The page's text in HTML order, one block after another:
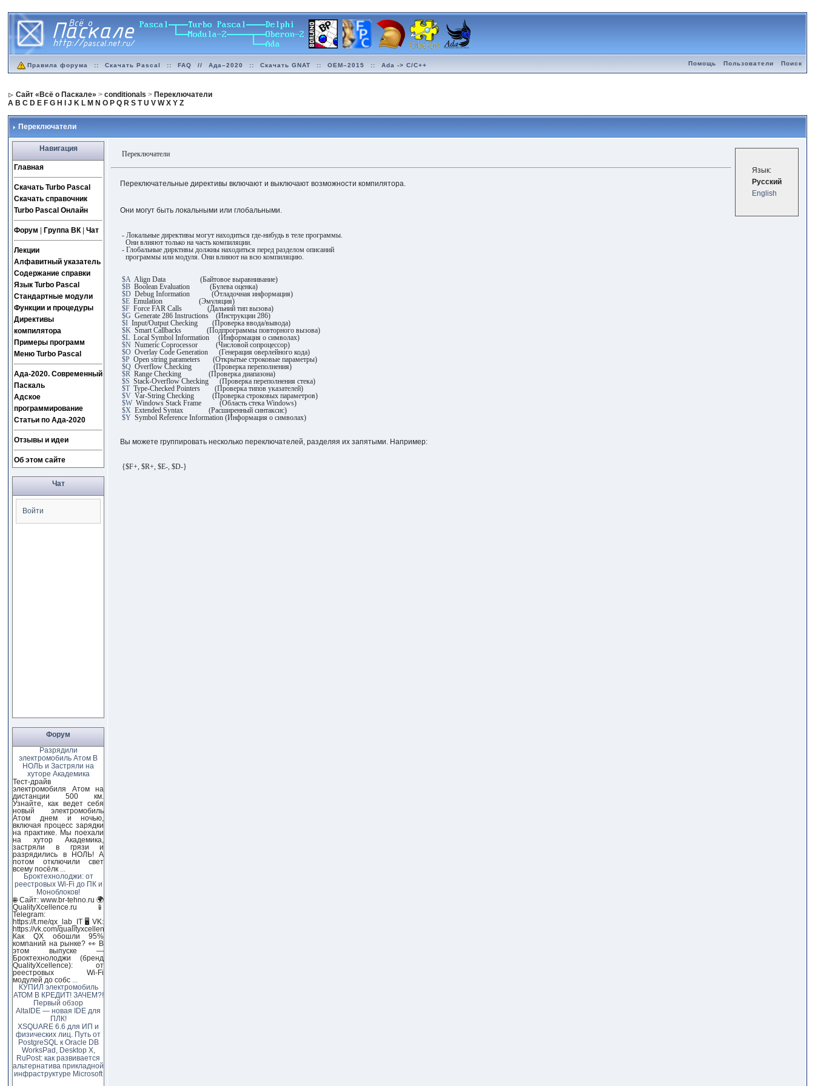
Правила форума :: Скачать Pascal :: FAQ // Ада–2020 :: Скачать GNAT :: OEM–2015 :: Ada -> C/C++ Помощь Пользователи Поиск
Сайт «Всё о Паскале» >conditionals > Переключатели
A B C D E F G H J K L M N O P Q R S T U V W X Y Z
Переключатели
Навигация
Главная
Скачать Turbo Pascal
Скачать справочник
Turbo Pascal Онлайн
Форум Группа ВК|Чат
Лекции
Алфавитный указатель
Содержание справки
Язык Turbo Pascal
Стандартные модули
Функции и процедуры
Директивы
компилятора
Примеры программ
Меню Turbo Pascal
Ада-2020. Современный
Паскаль
Адское
программирование
Статьи по Ада-2020
Отзывы и идеи
Об этом сайте
Чат
Войти
Форум
Разрядили
электромобиль Атом В
НОЛЬ и Застряли на
хуторе Академика
Тест-драйв
электромобиля Атом на
дистанции 500 км.
Узнайте, как ведет себя
новый электромобиль
Атом днем и ночью,
включая процесс зарядки
на практике. Мы поехали
на хутор Академика,
застряли в грязи и
разрядились в НОЛЬ! А
потом отключили свет
всему посёлк
Броктехнолоджи: от
реестровых Wi-Fi до ПК и
Моноблоков!
🌐 Сайт: www.br-tehno.ru 🌍
QualityXcellence.ru 📱
Telegram:
https://t.me/qx_lab_IT 🖥 VK:
https://vk.com/qualityxcellenc
Как QX обошли 95%
компаний на рынке? 👀 В
этом выпуске —
Броктехнолоджи (бренд
QualityXcellence): от
реестровых Wi-Fi
модулей до собс
КУПИЛ электромобиль
АТОМ В КРЕДИТ! ЗАЧЕМ?!
Первый обзор
AltaIDE — новая IDE для
ПЛК!
XSQUARE 6.6 для ИП и
физических лиц. Путь от
PostgreSQL к Oracle DB
WorksPad, Desktop X,
RuPost: как развивается
альтернатива прикладной
инфраструктуре Microsoft
Язык:
Русский
English
Переключатели
Переключательные директивы включают и выключают возможности компилятора.
Они могут быть локальными или глобальными.
- Локальные директивы могут находиться где-нибудь в теле программы.
Они влияют только на часть компиляции.
- Глобальные дирктивы должны находиться перед разделом описаний
программы или модуля. Они влияют на всю компиляцию.
$AAlign Data (Байтовое выравнивание)
$B Boolean Evaluation (Булева оценка)
$D Debug Information (Отладочная информация)
$E Emulation (Эмуляция)
$F Force FAR Calls (Дальний тип вызова)
$G Generate 286 Instructions (Инструкции 286)
$I Input/Output Checking (Проверка ввода/вывода)
$K Smart Callbacks (Подпрограммы повторного вызова)
$L Local Symbol Information (Информация о символах)
$N Numeric Coprocessor (Числовой сопроцессор)
$O Overlay Code Generation (Генерация оверлейного кода)
$P Open string parameters (Открытые строковые параметры)
$Q Overflow Checking (Проверка переполнения)
$R Range Checking (Проверка диапазона)
$S Stack-Overflow Checking (Проверка переполнения стека)
$T Type-Checked Pointers (Проверка типов указателей)
$V Var-String Checking (Проверка строковых параметров)
$W Windows Stack Frame (Область стека Windows)
$X Extended Syntax (Расширенный синтаксис)
$Y Symbol Reference Information (Информация о символах)
Вы можете группировать несколько переключателей, разделяя их запятыми. Например:
{$F+, $R+, $E-, $D-}